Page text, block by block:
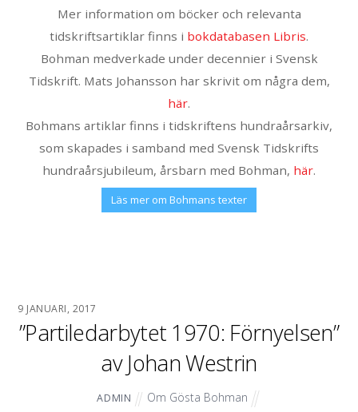
Mer information om böcker och relevanta
tidskriftsartiklar finns i bokdatabasen Libris.
Bohman medverkade under decennier i Svensk
Tidskrift. Mats Johansson har skrivit om några dem,
här.
Bohmans artiklar finns i tidskriftens hundraårsarkiv,
som skapades i samband med Svensk Tidskrifts
hundraårsjubileum, årsbarn med Bohman, här.
Läs mer om Bohmans texter
9 JANUARI, 2017
”Partiledarbytet 1970: Förnyelsen”
av Johan Westrin
ADMIN Om Gösta Bohman